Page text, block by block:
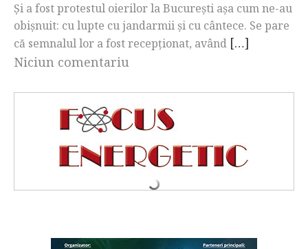
Și a fost protestul oierilor la București așa cum ne-au
obișnuit: cu lupte cu jandarmii și cu cântece. Se pare
că semnalul lor a fost recepționat, având […]
Niciun comentariu